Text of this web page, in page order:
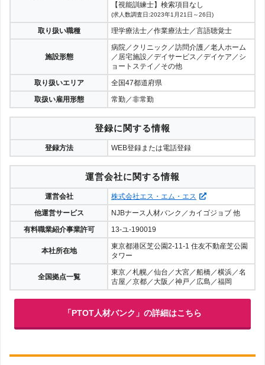
【視能訓練士】検索項目なし
(求人数調査日:2023年1月21日～26日)
取り扱い職種 理学療法士／作業療法士／言語聴覚士
施設形態
病院／クリニック／訪問介護／老人ホーム
／居宅施設／デイサービス／デイケア／シ
ョートステイ／その他
取り扱いエリア
全国47都道府県
取扱い雇用形態
常勤／非常勤
登録に関する情報
登録方法 WEB登録または電話登録
運営会社に関する情報
運営会社
株式会社エス・エム・エス
他運営サービス
NJBナース人材バンク／カイゴジョブ 他
有料職業紹介事業許可
13-ユ-190019
本社所在地
東京都港区芝公園2-11-1 住友不動産芝公園
タワー
全国拠点一覧
東京／札幌／仙台／大宮／船橋／横浜／名
古屋／京都／大阪／神戸／広島／福岡
「PTOT人材バンク」の詳細はこちら